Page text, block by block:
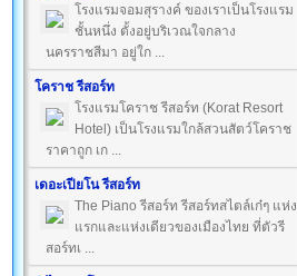
โรงแรมจอมสุรางค์ ของเราเป็นโรงแรม
ชั้นหนึ่ง ตั้งอยู่บริเวณใจกลาง
นครราชสีมา อยู่ใก ...
โคราช รีสอร์ท
โรงแรมโคราช รีสอร์ท (Korat Resort
Hotel) เป็นโรงแรมใกล้สวนสัตว์โคราช
ราคาถูก เก ...
เดอะเปียโน รีสอร์ท
The Piano รีสอร์ท รีสอร์ทสไตล์เก๋ๆ แห่ง
แรกและแห่งเดียวของเมืองไทย ที่ตัวรี
สอร์ทเ ...